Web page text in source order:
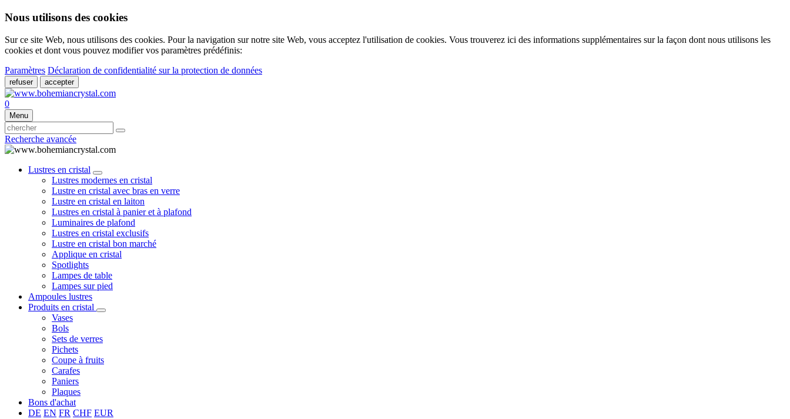
Nous utilisons des cookies
Sur ce site Web, nous utilisons des cookies. Pour la navigation sur notre site Web, vous acceptez l'utilisation de cookies. Vous trouverez ici des informations supplémentaires sur la façon dont nous utilisons les
cookies et dont vous pouvez modifier vos paramètres prédéfinis:
Paramètres Déclaration de confidentialité sur la protection de données
refuser accepter
0
Menu
Recherche avancée
Lustres en cristal
Lustres modernes en cristal
Lustre en cristal avec bras en verre
Lustre en cristal en laiton
Lustres en cristal à panier et à plafond
Luminaires de plafond
Lustres en cristal exclusifs
Lustre en cristal bon marché
Applique en cristal
Spotlights
Lampes de table
Lampes sur pied
Ampoules lustres
Produits en cristal
Vases
Bols
Sets de verres
Pichets
Coupe à fruits
Carafes
Paniers
Plaques
Bons d'achat
DE EN FR CHF EUR